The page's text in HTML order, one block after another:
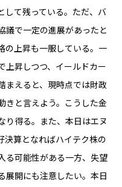
して残っている。ただ、バ
議で一定の進展があったと
の上昇も一服している。一
上昇しつつ、イールドカー
まえると、現時点では財政
きと言えよう。こうした金
り得る。また、本日はエヌ
決算となればハイテク株の
る可能性がある一方、失望
展開にも注意したい。本日